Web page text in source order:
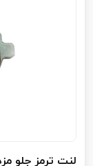
لنت ترمز جلو